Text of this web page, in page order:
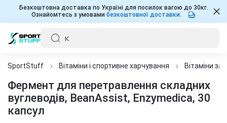
Безкоштовна доставка по Україні для посилок вагою до 30кг.
Ознайомтесь з умовами безкоштовної доставки.
SportStuff Вітаміни і спортивне харчування Вітаміни
Фермент для перетравлення складних
вуглеводів, BeanAssist, Enzymedica, 30
капсул